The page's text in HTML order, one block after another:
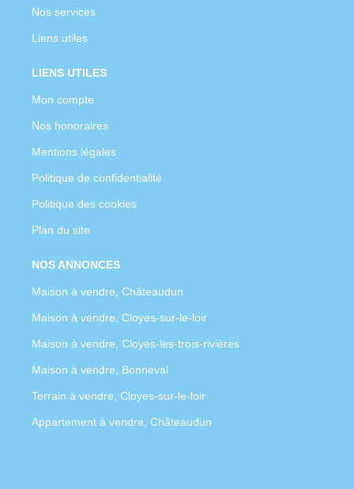
Nos services
Liens utiles
LIENS UTILES
Mon compte
Nos honoraires
Mentions légales
Politique de confidentialité
Politique des cookies
Plan du site
NOS ANNONCES
Maison à vendre, Châteaudun
Maison à vendre, Cloyes-sur-le-loir
Maison à vendre, Cloyes-les-trois-rivières
Maison à vendre, Bonneval
Terrain à vendre, Cloyes-sur-le-loir
Appartement à vendre, Châteaudun